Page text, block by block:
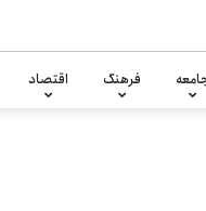
فرهنگ اقتصاد